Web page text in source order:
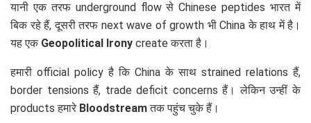
यानी एक तरफ underground flow से Chinese peptides भारत में
बिक रहे हैं, दूसरी तरफ next wave of growth भी China के हाथ में है।
यह एक Geopolitical Irony create करता है।
हमारी official policy है कि China के साथ strained relations हैं,
border tensions हैं, trade deficit concerns हैं। लेकिन उन्हीं के
products हमारे Bloodstreamतक पहुंच चुके हैं।